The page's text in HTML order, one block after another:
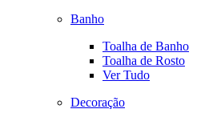
Banho
Toalha de Banho
Toalha de Rosto
Ver Tudo
Decoração